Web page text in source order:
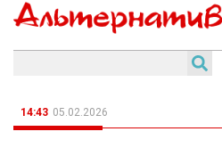
14:43 05.02.2026